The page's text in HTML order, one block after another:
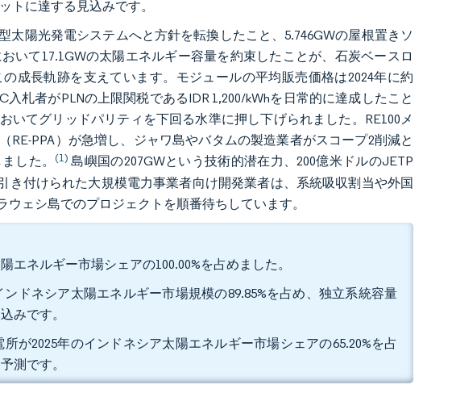
トに達する見込みです。
陽光発電システムへと方針を転換したこと、5.746GWの屋根置きソ
いて17.1GWの太陽エネルギー容量を約束したことが、石炭ベースロ
成長軌跡を支えています。モジュールの平均販売価格は2024年に約
札者がPLNの上限関税であるIDR 1,200/kWhを日常的に達成したこと
てグリッドパリティを下回る水準に押し下げられました。RE100メ
PPA）が急増し、ジャワ島やバタムの製造業者がスコープ2削減と
した。
(1) 島嶼国の207GWという技術的潜在力、200億米ドルのJETP
き付けられた大規模電力事業者向け開発業者は、系統吸収割当や外国
ェシ島でのプロジェクトを順番待ちしています。
ネルギー市場シェアの100.00%を占めました。
ドネシア太陽エネルギー市場規模の89.85%を占め、独立系統容量
みです。
が2025年のインドネシア太陽エネルギー市場シェアの65.20%を占
測です。